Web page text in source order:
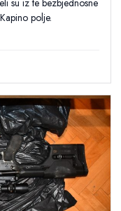
su iz te bezbjednosne
polje.